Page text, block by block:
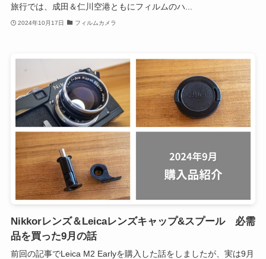
旅行では、成田＆仁川空港ともにフィルムのハ...
2024年10月17日 フィルムカメラ
Nikkorレンズ＆Leicaレンズキャップ&スプール 必需
品を買った9月の話
前回の記事でLeica M2 Earlyを購入した話をしましたが、実は9月